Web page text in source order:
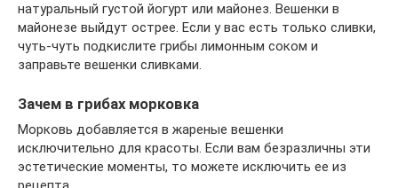
натуральный густой йогурт или майонез. Вешенки в
майонезе выйдут острее. Если у вас есть только сливки,
чуть-чуть подкислите грибы лимонным соком и
заправьте вешенки сливками.
Зачем в грибах морковка
Морковь добавляется в жареные вешенки
исключительно для красоты. Если вам безразличны эти
эстетические моменты, то можете исключить ее из